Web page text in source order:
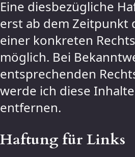
Eine diesbezügliche
erst ab dem Zeitpunkt
einer konkreten
möglich. Bei
entsprechenden
werde ich diese
entfernen.
Haftung für Links